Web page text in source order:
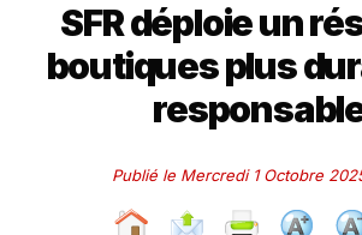
SFR déploie un
boutiques plus
Publié le Mercredi 1 Octobre